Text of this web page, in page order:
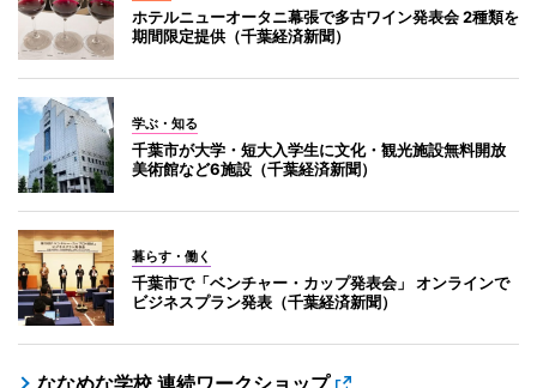
ホテルニューオータニ幕張で多古ワイン発表会 2種類を
期間限定提供（千葉経済新聞）
学ぶ・知る
千葉市が大学・短大入学生に文化・観光施設無料開放
美術館など6施設（千葉経済新聞）
暮らす・働く
千葉市で「ベンチャー・カップ発表会」 オンラインで
ビジネスプラン発表（千葉経済新聞）
ななめな学校 連続ワークショップ